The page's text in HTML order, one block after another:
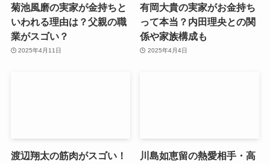
菊池風磨の実家が金持ちと
いわれる理由は？父親の職
業がスゴい？
2025年4月11日
有岡大貴の実家がお金持ち
って本当？内田理央との関
係や家族構成も
2025年4月4日
渡辺翔太の筋肉がスゴい！
川島如恵留の熱愛相手・高